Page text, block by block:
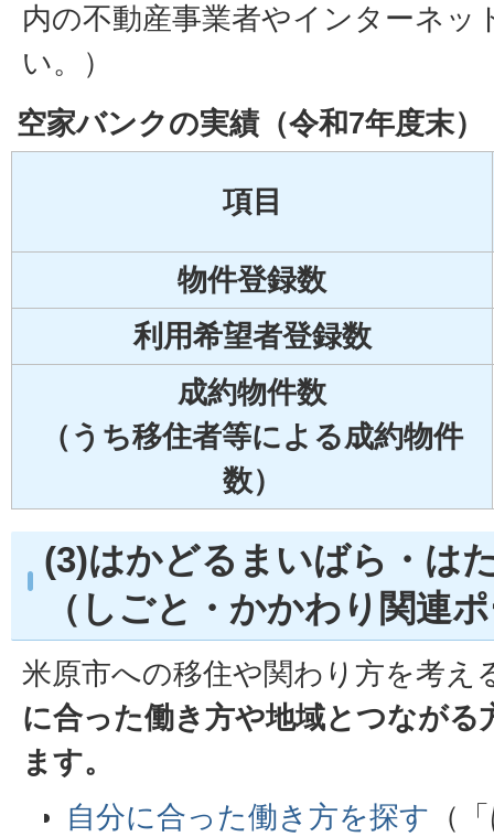
内の不動産事業者やインターネッ
い。）
空家バンクの実績（令和7年度末）
項目
物件登録数
利用希望者登録数
成約物件数
（うち移住者等による成約物件
数）
(3)はかどるまいばら・は
（しごと・かかわり関連
米原市への移住や関わり方を考え
に合った働き方や地域とつながる
ます。
自分に合った働き方を探す （